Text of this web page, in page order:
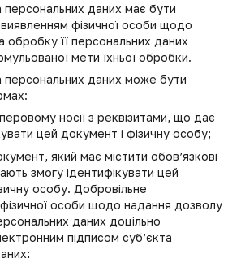
персональних даних має бути
фізичної особи щодо
обробку її персональних даних
мети їхньої обробки.
персональних даних може бути
носії з реквізитами, що дає
цей документ і фізичну особу;
який має містити обов’язкові
змогу ідентифікувати цей
особу. Добровільне
особи щодо надання дозволу
даних доцільно
підписом суб’єкта